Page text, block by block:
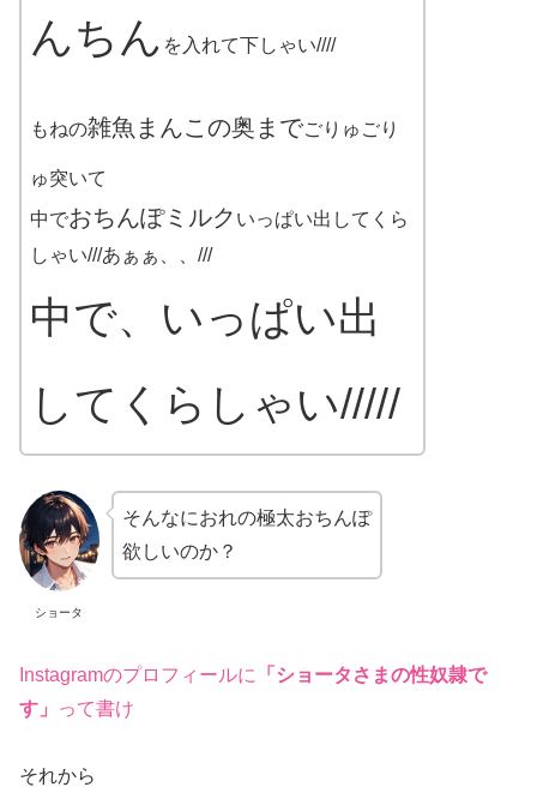
んちん を入れて下しゃい////
もねの雑魚まんこの奥までごりゅごり
ゅ突いて
中でおちんぽミルク いっぱい出してくら
しゃい///あぁぁ、、///
中で、いっぱい出
してくらしゃい/////
ショータ
そんなにおれの極太おちんぽ
欲しいのか？
Instagramのプロフィールに
「ショータさまの性奴隷で
す」
って書け
それから